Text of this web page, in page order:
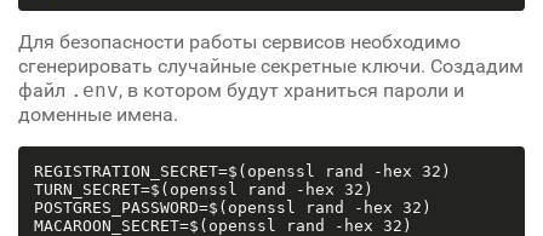
Для безопасности работы сервисов необходимо
сгенерировать случайные секретные ключи. Создадим
файл .env, в котором будут храниться пароли и
доменные имена.
REGISTRATION_SECRET=$(openssl rand -hex 32)
TURN_SECRET=$(openssl rand -hex 32)
POSTGRES_PASSWORD=$(openssl rand -hex 32)
MACAROON_SECRET=$(openssl rand -hex 32)